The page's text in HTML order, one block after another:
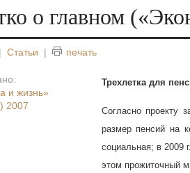
о главном
| Статьи | печать
и жизнь»
2007
Трехлетка для
Согласно проекту
размер пенсий на
социальная; в 2009 г
этом прожиточный